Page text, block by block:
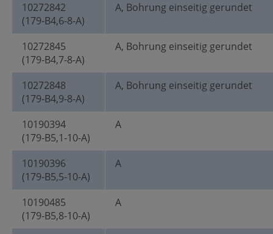
10272842
(179-B4,6-8-A)
A, Bohrung einseitig gerundet
10272845
(179-B4,7-8-A)
A, Bohrung einseitig gerundet
10272848
(179-B4,9-8-A)
A, Bohrung einseitig gerundet
10190394
(179-B5,1-10-A)
A
10190396
(179-B5,5-10-A)
A
10190485
(179-B5,8-10-A)
A